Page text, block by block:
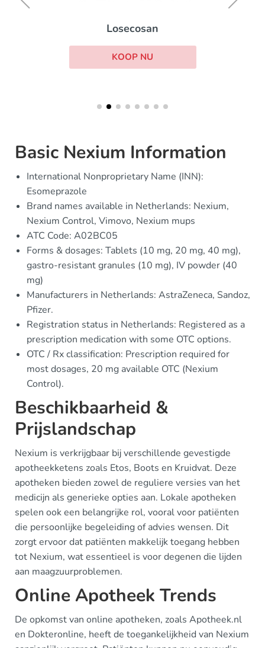
Losecosan
KOOP NU
Basic Nexium Information
International Nonproprietary Name (INN):
Esomeprazole
Brand names available in Netherlands: Nexium,
Nexium Control, Vimovo, Nexium mups
ATC Code: A02BC05
Forms & dosages: Tablets (10 mg, 20 mg, 40 mg),
gastro-resistant granules (10 mg), IV powder (40
mg)
Manufacturers in Netherlands: AstraZeneca, Sandoz,
Pfizer.
Registration status in Netherlands: Registered as a
prescription medication with some OTC options.
OTC / Rx classification: Prescription required for
most dosages, 20 mg available OTC (Nexium
Control).
Beschikbaarheid &
Prijslandschap
Nexium is verkrijgbaar bij verschillende gevestigde
apotheekketens zoals Etos, Boots en Kruidvat. Deze
apotheken bieden zowel de reguliere versies van het
medicijn als generieke opties aan. Lokale apotheken
spelen ook een belangrijke rol, vooral voor patiënten
die persoonlijke begeleiding of advies wensen. Dit
zorgt ervoor dat patiënten makkelijk toegang hebben
tot Nexium, wat essentieel is voor degenen die lijden
aan maagzuurproblemen.
Online Apotheek Trends
De opkomst van online apotheken, zoals Apotheek.nl
en Dokteronline, heeft de toegankelijkheid van Nexium